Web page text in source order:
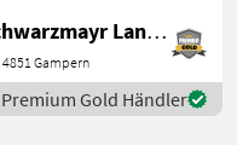
Nr.
Schwarzmayr Landtechnik GmbH - Gampern
4851 Gampern
Premium Gold Händler